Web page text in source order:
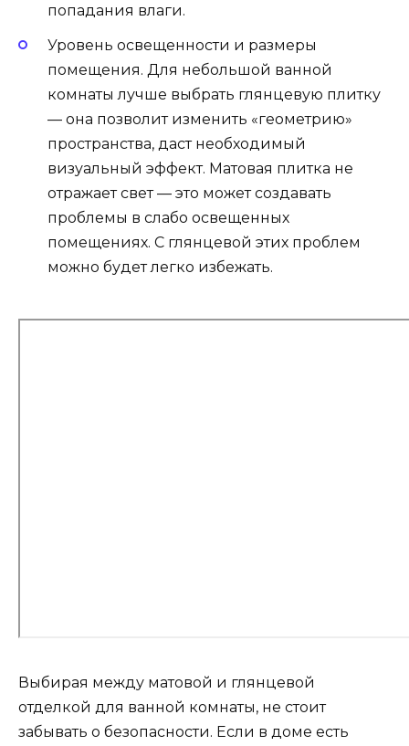
попадания влаги.
Уровень освещенности и размеры
помещения. Для небольшой ванной
комнаты лучше выбрать глянцевую плитку
— она позволит изменить «геометрию»
пространства, даст необходимый
визуальный эффект. Матовая плитка не
отражает свет — это может создавать
проблемы в слабо освещенных
помещениях. С глянцевой этих проблем
можно будет легко избежать.
Выбирая между матовой и глянцевой
отделкой для ванной комнаты, не стоит
забывать о безопасности. Если в доме есть